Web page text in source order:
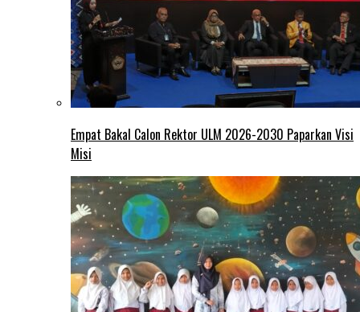
Empat Bakal Calon Rektor ULM 2026-2030 Paparkan Visi
Misi